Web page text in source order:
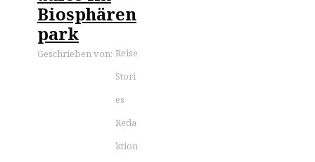
Biosphären
park
Geschrieben von: Reise
Stori
es
Reda
ktion